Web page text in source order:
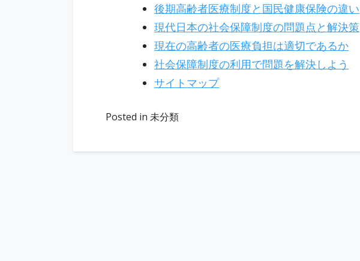
後期高齢者医療制度と国民健康保険の違い
現代日本の社会保障制度の問題点と解決策
現在の高齢者の医療負担は適切であるか
社会保障制度の利用で問題を解決しよう
サイトマップ
Posted in 未分類